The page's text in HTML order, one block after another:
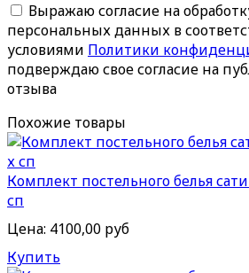
Выражаю согласие на
персональных данных в
условиями Политики
подверждаю свое согласие на
отзыва
Похожие товары
Комплект постельного белья
сп
Цена: 4100,00 руб
Купить